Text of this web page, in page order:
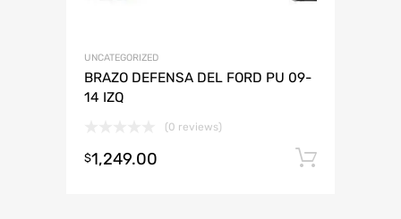
UNCATEGORIZED
BRAZO DEFENSA DEL FORD PU 09-
14 IZQ
(0 reviews)
$1,249.00